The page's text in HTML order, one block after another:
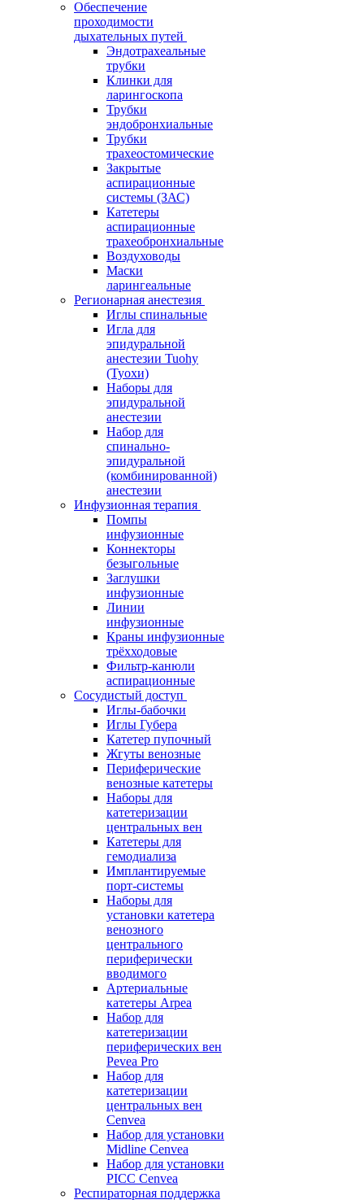
Обеспечение
проходимости
дыхательных путей
Эндотрахеальные
трубки
Клинки для
ларингоскопа
Трубки
эндобронхиальные
Трубки
трахеостомические
Закрытые
аспирационные
системы (ЗАС)
Катетеры
аспирационные
трахеобронхиальные
Воздуховоды
Маски
ларингеальные
Регионарная анестезия
Иглы спинальные
Игла для
эпидуральной
анестезии Tuohy
(Туохи)
Наборы для
эпидуральной
анестезии
Набор для
спинально-
эпидуральной
(комбинированной)
анестезии
Инфузионная терапия
Помпы
инфузионные
Коннекторы
безыгольные
Заглушки
инфузионные
Линии
инфузионные
Краны инфузионные
трёхходовые
Фильтр-канюли
аспирационные
Сосудистый доступ
Иглы-бабочки
Иглы Губера
Катетер пупочный
Жгуты венозные
Периферические
венозные катетеры
Наборы для
катетеризации
центральных вен
Катетеры для
гемодиализа
Имплантируемые
порт‑системы
Наборы для
установки катетера
венозного
центрального
периферически
вводимого
Артериальные
катетеры Arpea
Набор для
катетеризации
периферических вен
Pevea Pro
Набор для
катетеризации
центральных вен
Cenvea
Набор для установки
Midline Cenvea
Набор для установки
PICC Cenvea
Респираторная поддержка